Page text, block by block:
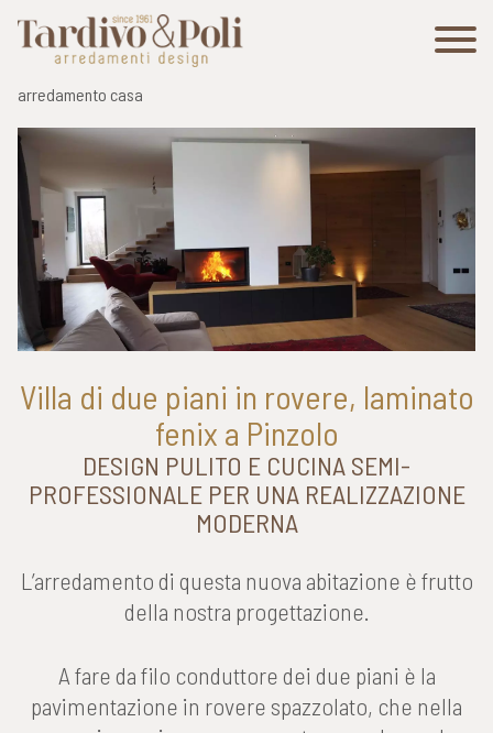
arredamento casa
Villa di due piani in rovere, laminato
fenix a Pinzolo
DESIGN PULITO E CUCINA SEMI-
PROFESSIONALE PER UNA REALIZZAZIONE
MODERNA
L’arredamento di questa nuova abitazione è frutto
della nostra progettazione.
A fare da filo conduttore dei due piani è la
pavimentazione in rovere spazzolato, che nella